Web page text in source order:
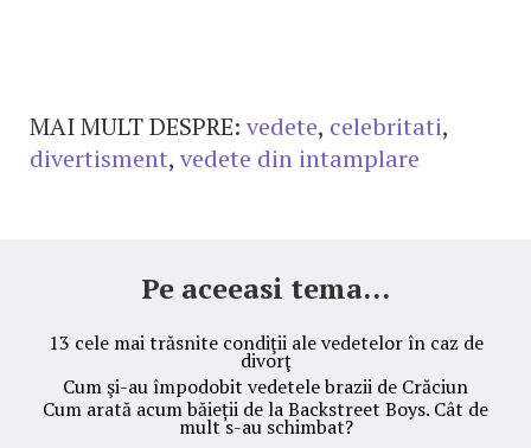
MAI MULT DESPRE: vedete, celebritati,
divertisment, vedete din intamplare
Pe aceeasi tema...
13 cele mai trăsnite condiţii ale vedetelor în caz de
divorţ
Cum şi-au împodobit vedetele brazii de Crăciun
Cum arată acum băieții de la Backstreet Boys. Cât de
mult s-au schimbat?